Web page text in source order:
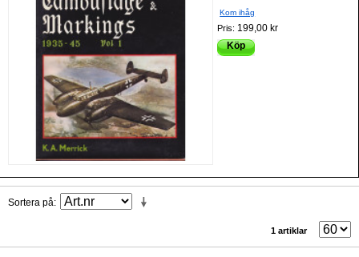
Kom ihåg
Pris: 199,00 kr
Köp
Sortera på
1 artiklar